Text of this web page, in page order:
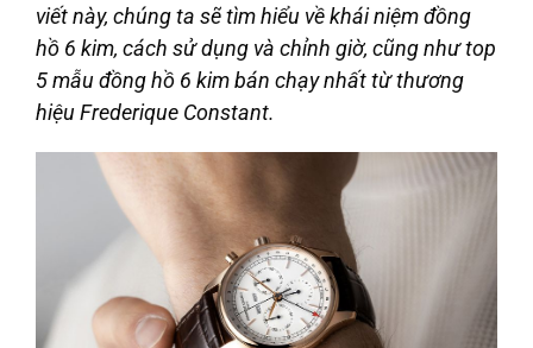
viết này, chúng ta sẽ tìm hiểu về khái niệm đồng
hồ 6 kim, cách sử dụng và chỉnh giờ, cũng như top
5 mẫu đồng hồ 6 kim bán chạy nhất từ thương
hiệu Frederique Constant.